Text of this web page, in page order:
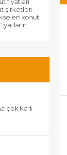
şirketleri
konut
çok karlı